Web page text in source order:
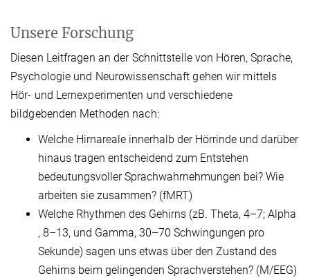
Unsere Forschung
Diesen Leitfragen an der Schnittstelle von Hören, Sprache,
Psychologie und Neurowissenschaft gehen wir mittels
Hör- und Lernexperimenten und verschiedene
bildgebenden Methoden nach:
Welche Hirnareale innerhalb der Hörrinde und darüber
hinaus tragen entscheidend zum Entstehen
bedeutungsvoller Sprachwahrnehmungen bei? Wie
arbeiten sie zusammen? (fMRT)
Welche Rhythmen des Gehirns (zB. Theta, 4–7; Alpha
, 8–13, und Gamma, 30–70 Schwingungen pro
Sekunde) sagen uns etwas über den Zustand des
Gehirns beim gelingenden Sprachverstehen? (M/EEG)